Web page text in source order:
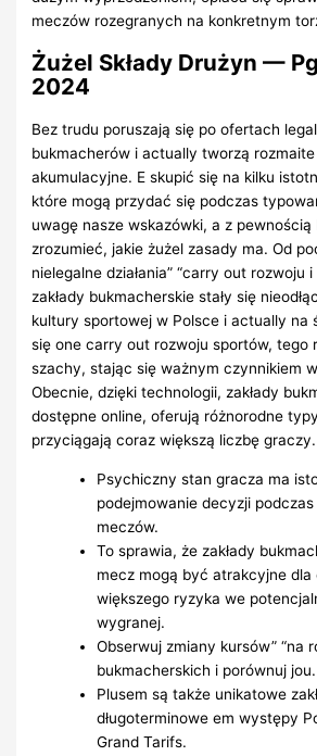
meczów rozegranych na konkretnym
Żużel Składy Drużyn —
2024
Bez trudu poruszają się po ofertach
bukmacherów i actually tworzą
akumulacyjne. E skupić się na kilku
które mogą przydać się podczas
uwagę nasze wskazówki, a z pewnością
zrozumieć, jakie żużel zasady ma. Od
nielegalne działania” “carry out rozwoju
zakłady bukmacherskie stały się
kultury sportowej w Polsce i actually na
się one carry out rozwoju sportów, tego
szachy, stając się ważnym czynnikiem
Obecnie, dzięki technologii, zakłady
dostępne online, oferują różnorodne
przyciągają coraz większą liczbę graczy.
Psychiczny stan gracza ma
podejmowanie decyzji
meczów.
To sprawia, że zakłady
mecz mogą być atrakcyjne dla
większego ryzyka we
wygranej.
Obserwuj zmiany kursów” “na
bukmacherskich i porównuj jou.
Plusem są także unikatowe
długoterminowe em występy
Grand Tarifs.